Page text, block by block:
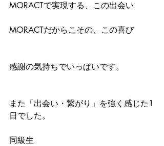
MORACTで実現する、この出会い
MORACTだからこその、この喜び
感謝の気持ちでいっぱいです。
また「出会い・繋がり」を強く感じた1
日でした。
同級生